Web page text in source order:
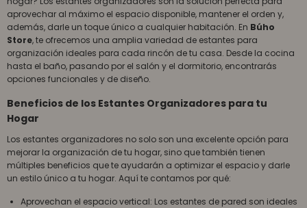
aprovechar al máximo el espacio disponible, mantener el orden y,
además, darle un toque único a cualquier habitación. En Búho
Store, te ofrecemos una amplia variedad de estantes para
organización ideales para cada rincón de tu casa. Desde la cocina
hasta el baño, pasando por el salón y el dormitorio, encontrarás
opciones funcionales y de diseño.
Beneficios de los Estantes Organizadores para tu
Hogar
Los estantes organizadores no solo son una excelente opción para
mejorar la organización de tu hogar, sino que también tienen
múltiples beneficios que te ayudarán a optimizar el espacio y darle
un estilo único a tu hogar. Aquí te contamos por qué:
Aprovechan el espacio vertical: Los estantes de pared son ideales